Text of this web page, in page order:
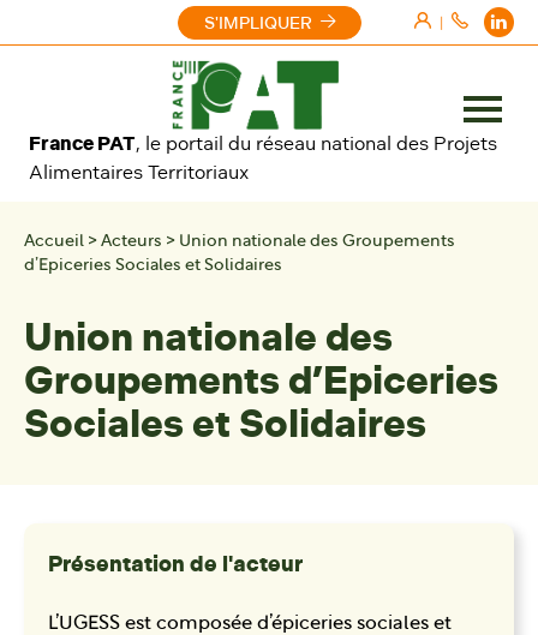
|
France PAT, le portail du réseau national des Projets
Alimentaires Territoriaux
S'IMPLIQUER
Ouvrir
le
Accueil > Acteurs > Union nationale des Groupements
d’Epiceries Sociales et Solidaires
Union nationale des
Groupements d’Epiceries
Sociales et Solidaires
Présentation de l'acteur
L’UGESS est composée d’épiceries sociales et